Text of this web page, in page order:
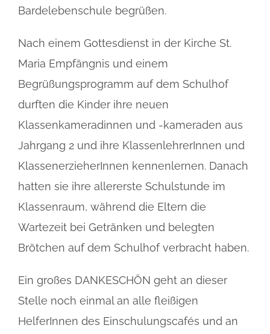
Bardelebenschule begrüßen.
Nach einem Gottesdienst in der Kirche St.
Maria Empfängnis und einem
Begrüßungsprogramm auf dem Schulhof
durften die Kinder ihre neuen
Klassenkameradinnen und -kameraden aus
Jahrgang 2 und ihre KlassenlehrerInnen und
KlassenerzieherInnen kennenlernen. Danach
hatten sie ihre allererste Schulstunde im
Klassenraum, während die Eltern die
Wartezeit bei Getränken und belegten
Brötchen auf dem Schulhof verbracht haben.
Ein großes DANKESCHÖN geht an dieser
Stelle noch einmal an alle fleißigen
HelferInnen des Einschulungscafés und an